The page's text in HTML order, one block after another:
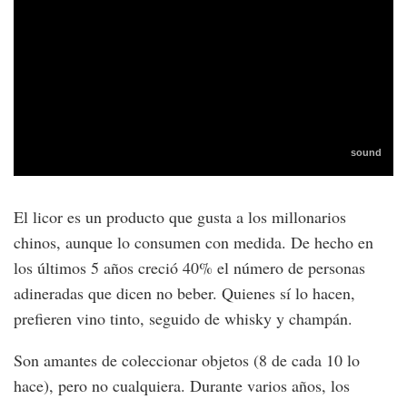
El licor es un producto que gusta a los millonarios
chinos, aunque lo consumen con medida. De hecho en
los últimos 5 años creció 40% el número de personas
adineradas que dicen no beber. Quienes sí lo hacen,
prefieren vino tinto, seguido de whisky y champán.
Son amantes de coleccionar objetos (8 de cada 10 lo
hace), pero no cualquiera. Durante varios años, los